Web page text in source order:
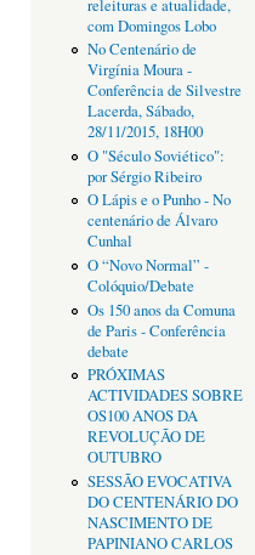
releituras e atualidade,
com Domingos Lobo
No Centenário de
Virgínia Moura -
Conferência de Silvestre
Lacerda, Sábado,
28/11/2015, 18H00
O "Século Soviético":
por Sérgio Ribeiro
O Lápis e o Punho - No
centenário de Álvaro
Cunhal
O “Novo Normal” -
Colóquio/Debate
Os 150 anos da Comuna
de Paris - Conferência
debate
PRÓXIMAS
ACTIVIDADES SOBRE
OS100 ANOS DA
REVOLUÇÃO DE
OUTUBRO
SESSÃO EVOCATIVA
DO CENTENÁRIO DO
NASCIMENTO DE
PAPINIANO CARLOS